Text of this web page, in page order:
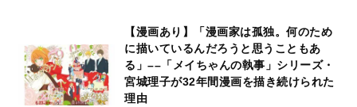
【漫画あり】「漫画家は孤独。何のため
に描いているんだろうと思うこともあ
る」––「メイちゃんの執事」シリーズ・
宮城理子が32年間漫画を描き続けられた
理由